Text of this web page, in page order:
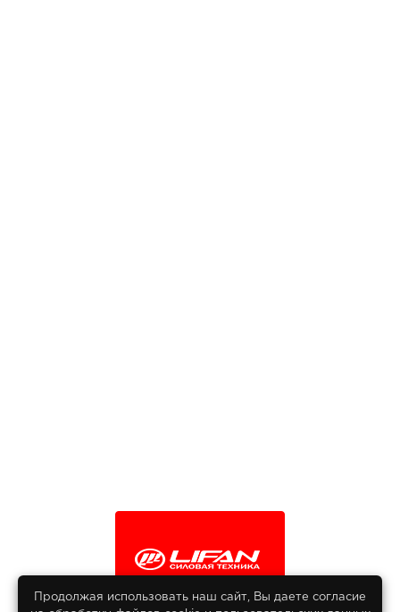
Продолжая использовать наш сайт, Вы даете согласие